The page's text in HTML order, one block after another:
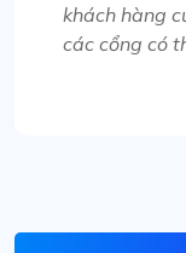
khách hàng
các cổng có